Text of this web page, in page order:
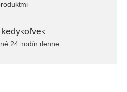
24 hodín denne